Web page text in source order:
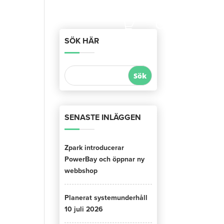
SÖK HÄR
SENASTE INLÄGGEN
Zpark introducerar
PowerBay och öppnar ny
webbshop
Planerat systemunderhåll
10 juli 2026